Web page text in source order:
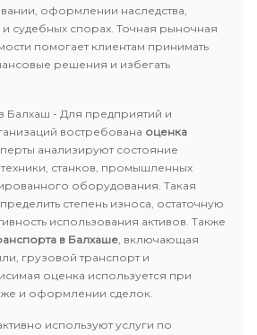
оформлении наследства,
судебных спорах. Точная рыночная
помогает клиентам принимать
решения и избегать
Балхаш - Для предприятий и
востребована оценка
анализируют состояние
станков, промышленных
оборудования. Такая
степень износа, остаточную
использования активов. Также
в Балхаше, включающая
грузовой транспорт и
оценка используется при
и оформлении сделок.
используют услуги по